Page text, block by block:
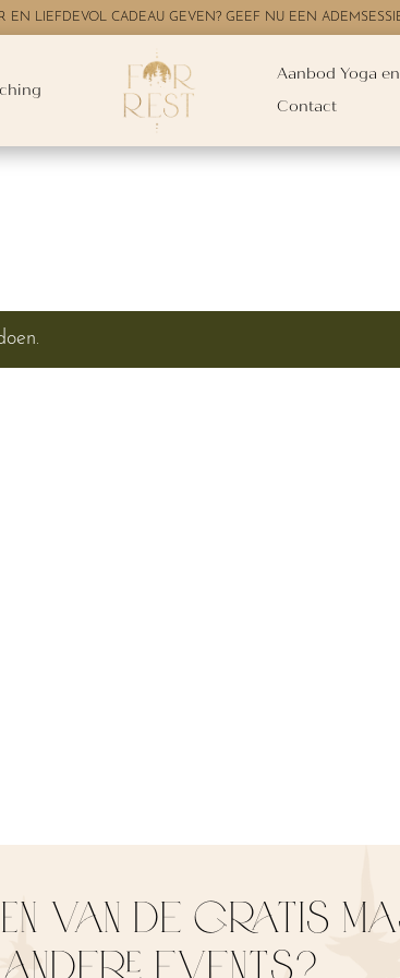
EN LIEFDEVOL CADEAU GEVEN? GEEF NU EEN
Aanbod Yoga
Contact
van de gratis
andere events?